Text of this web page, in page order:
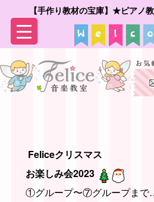
【手作り教材の宝庫】★ピアノ
Feliceクリスマス
お楽しみ会2023
①グループ〜⑦グループま
▼